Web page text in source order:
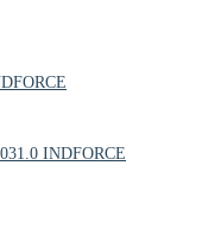
INDFORCE